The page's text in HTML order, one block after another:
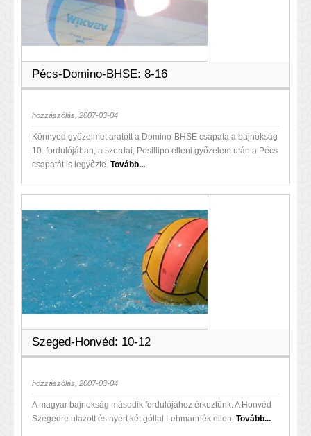
Pécs-Domino-BHSE: 8-16
hozzászólás, 2007-03-04
Könnyed győzelmet aratott a Domino-BHSE csapata a bajnokság
10. fordulójában, a szerdai, Posillipo elleni győzelem után a Pécs
csapatát is legyőzte. Tovább...
Szeged-Honvéd: 10-12
hozzászólás, 2007-03-04
A magyar bajnokság második fordulójához érkeztünk. A Honvéd
Szegedre utazott és nyert két góllal Lehmannék ellen. Tovább...